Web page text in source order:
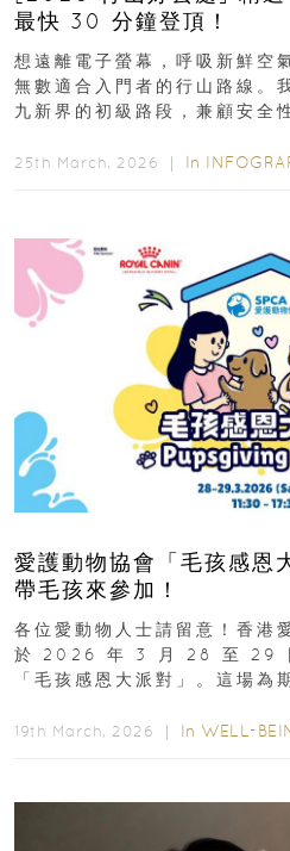
最快 30 分鐘登頂！
想遠離電子螢幕，呼吸新鮮空
無數適合入門者的行山路線。
九新界的初級路段，兼顧安全
25th March, 2026 ｜ In
愛護動物協會「毛孩感恩
帶毛孩來參加！
各位愛動物人士請留意！香港
於 2026 年 3 月 28 至 29
「毛孩感恩大派對」。這場為
19th March, 2026 ｜ In WELL-